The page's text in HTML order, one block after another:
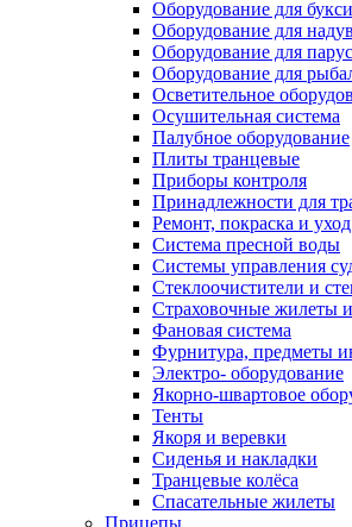
Оборудование для
Оборудование для
Оборудование для
Оборудование для
Осветительное
Осушительная система
Палубное оборудование
Плиты транцевые
Приборы контроля
Принадлежности для
Ремонт, покраска и
Система пресной воды
Системы управления
Стеклоочистители и
Страховочные жилеты
Фановая система
Фурнитура, предметы
Электро- оборудование
Якорно-швартовое
Тенты
Якоря и веревки
Сиденья и накладки
Транцевые колёса
Спасательные жилеты
Прицепы